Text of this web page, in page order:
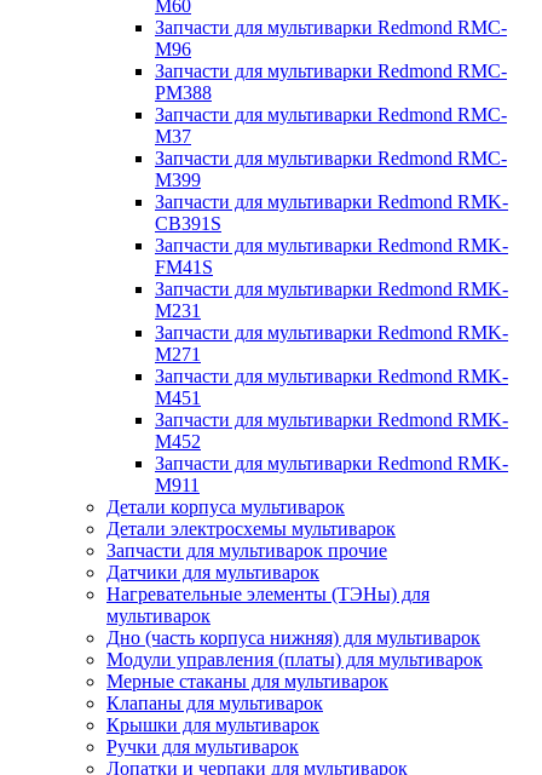
M60
Запчасти для мультиварки Redmond RMC-
M96
Запчасти для мультиварки Redmond RMC-
PM388
Запчасти для мультиварки Redmond RMC-
M37
Запчасти для мультиварки Redmond RMC-
M399
Запчасти для мультиварки Redmond RMK-
CB391S
Запчасти для мультиварки Redmond RMK-
FM41S
Запчасти для мультиварки Redmond RMK-
M231
Запчасти для мультиварки Redmond RMK-
M271
Запчасти для мультиварки Redmond RMK-
M451
Запчасти для мультиварки Redmond RMK-
M452
Запчасти для мультиварки Redmond RMK-
M911
Детали корпуса мультиварок
Детали электросхемы мультиварок
Запчасти для мультиварок прочие
Датчики для мультиварок
Нагревательные элементы (ТЭНы) для
мультиварок
Дно (часть корпуса нижняя) для мультиварок
Модули управления (платы) для мультиварок
Мерные стаканы для мультиварок
Клапаны для мультиварок
Крышки для мультиварок
Ручки для мультиварок
Лопатки и черпаки для мультиварок